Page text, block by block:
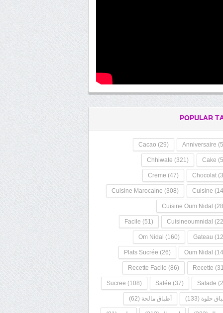
POPULAR
Anniversaire
Cacao (29)
Cake
Chhiwate (321)
Chocolat
Creme (47)
Cuisine
Cuisine Marocaine (308)
Cuisine Oum Nidal
Cuisineoumnidal
Facile (51)
Gateau
Om Nidal (160)
Oum Nidal
Plats Sucrée (26)
Recette
Recette Facile (86)
Salade
Salée (37)
Sucree (108)
حلوة (133) أطباق مالحة (62)